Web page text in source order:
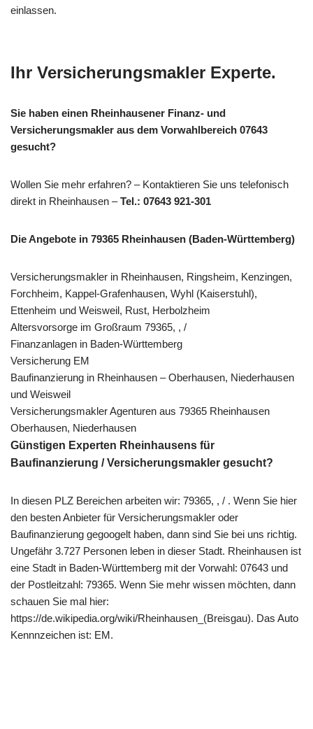
einlassen.
Ihr Versicherungsmakler Experte.
Sie haben einen Rheinhausener Finanz- und
Versicherungsmakler aus dem Vorwahlbereich 07643
gesucht?
Wollen Sie mehr erfahren? – Kontaktieren Sie uns telefonisch
direkt in Rheinhausen –Tel.: 07643 921-301
Die Angebote in 79365 Rheinhausen (Baden-Württemberg)
Versicherungsmakler in Rheinhausen, Ringsheim, Kenzingen,
Forchheim, Kappel-Grafenhausen, Wyhl (Kaiserstuhl),
Ettenheim und Weisweil, Rust, Herbolzheim
Altersvorsorge im Großraum 79365, , /
Finanzanlagen in Baden-Württemberg
Versicherung EM
Baufinanzierung in Rheinhausen – Oberhausen, Niederhausen
und Weisweil
Versicherungsmakler Agenturen aus 79365 Rheinhausen
Oberhausen, Niederhausen
Günstigen Experten Rheinhausens für
Baufinanzierung / Versicherungsmakler gesucht?
In diesen PLZ Bereichen arbeiten wir: 79365, , / . Wenn Sie hier
den besten Anbieter für Versicherungsmakler oder
Baufinanzierung gegoogelt haben, dann sind Sie bei uns richtig.
Ungefähr 3.727 Personen leben in dieser Stadt. Rheinhausen ist
eine Stadt in Baden-Württemberg mit der Vorwahl: 07643 und
der Postleitzahl: 79365. Wenn Sie mehr wissen möchten, dann
schauen Sie mal hier:
https://de.wikipedia.org/wiki/Rheinhausen_(Breisgau). Das Auto
Kennnzeichen ist: EM.